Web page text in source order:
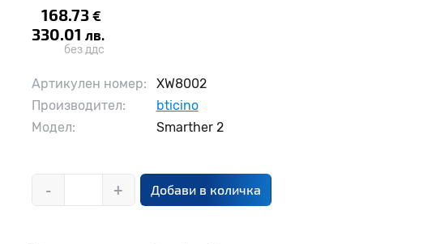
168.73 €
330.01 лв.
без ддс
Артикулен номер:
XW8002
Производител:
bticino
Модел:
Smarther 2
- + Добави в количка